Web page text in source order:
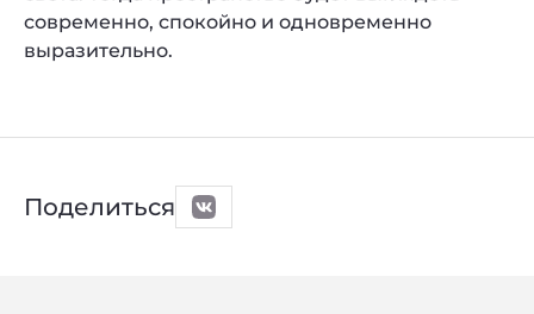
современно, спокойно и одновременно
выразительно.
Поделиться